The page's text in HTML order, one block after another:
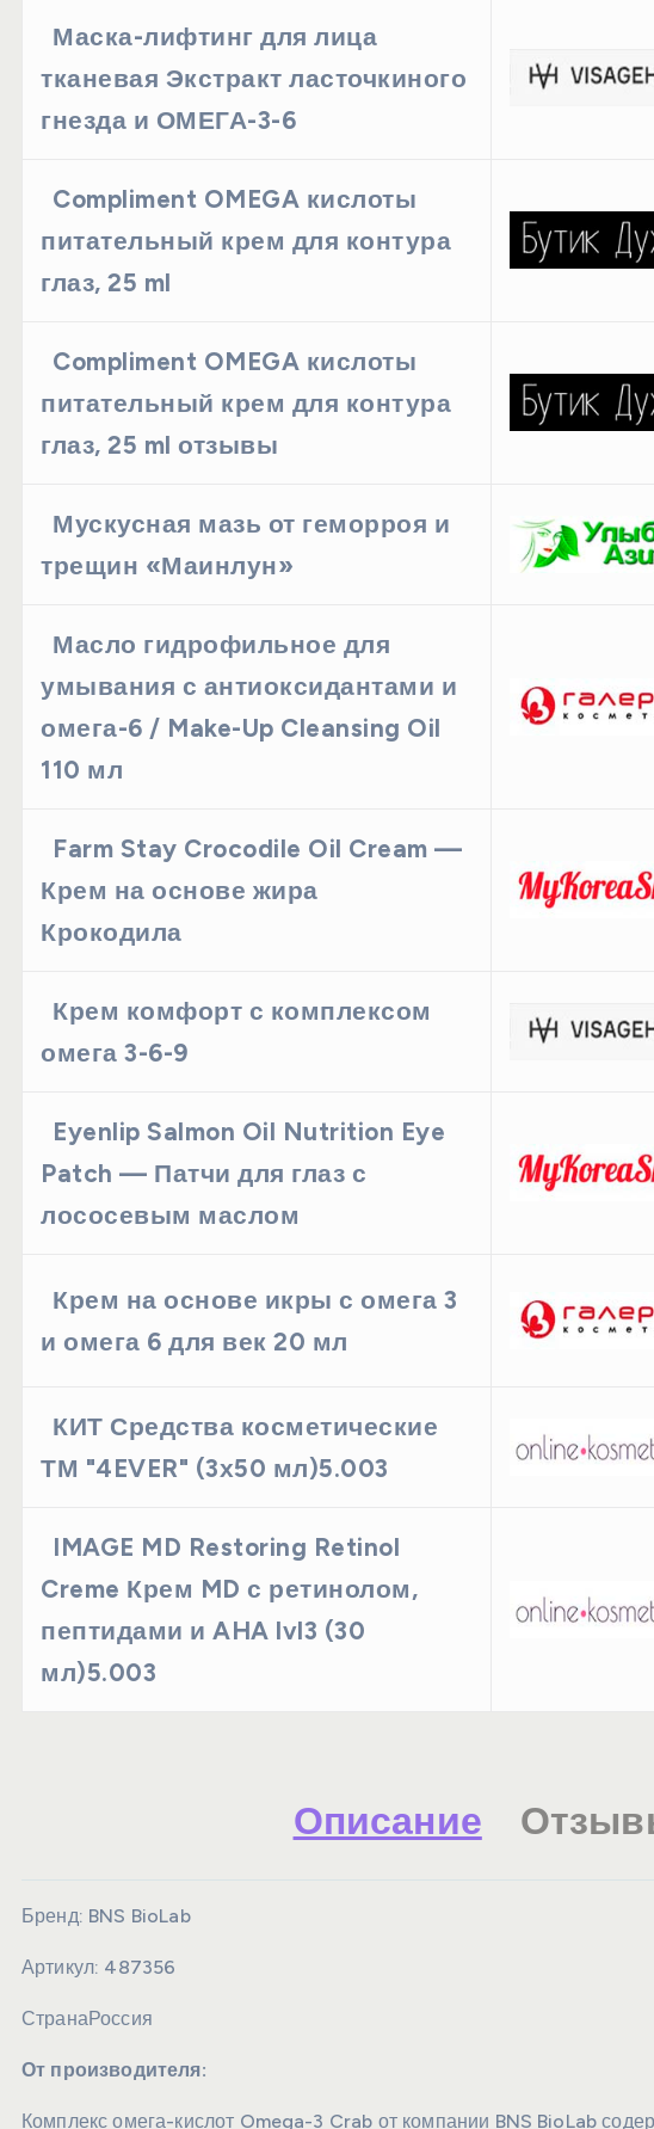
Маска-лифтинг для лица
тканевая Экстракт ласточкиного
гнезда и ОМЕГА-3-6
Compliment OMEGA кислоты
питательный крем для контура
глаз, 25 ml
Compliment OMEGA кислоты
питательный крем для контура
глаз, 25 ml отзывы
Мускусная мазь от геморроя и
трещин «Маинлун»
Масло гидрофильное для
умывания с антиоксидантами и
омега-6 / Make-Up Cleansing Oil
110 мл
Farm Stay Crocodile Oil Cream —
Крем на основе жира
Крокодила
Крем комфорт с комплексом
омега 3-6-9
Eyenlip Salmon Oil Nutrition Eye
Patch — Патчи для глаз с
лососевым маслом
Крем на основе икры с омега 3
и омега 6 для век 20 мл
КИТ Средства косметические
ТМ "4EVER" (3х50 мл)5.003
IMAGE MD Restoring Retinol
Creme Крем MD с ретинолом,
пептидами и AHA lvl3 (30
мл)5.003
Описание
Бренд: BNS BioLab
Артикул: 487356
СтранаРоссия
От производителя:
Комплекс омега-кислот Omega-3 Crab от компании BNS BioLab